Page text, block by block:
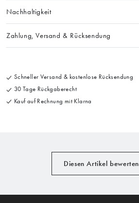
Nachhaltigkeit
Zahlung, Versand & Rücksendung
Schneller Versand & kostenlose Rücksendung
30 Tage Rückgaberecht
Kauf auf Rechnung mit Klarna
Diesen Artikel bewerten